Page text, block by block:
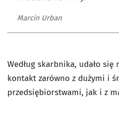
Marcin Urban
Według skarbnika, udało się
kontakt zarówno z dużymi i
przedsiębiorstwami, jak i z